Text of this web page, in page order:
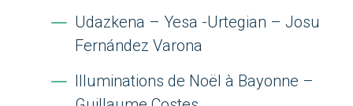
Udazkena – Yesa -Urtegian – Josu
Fernández Varona
Illuminations de Noël à Bayonne –